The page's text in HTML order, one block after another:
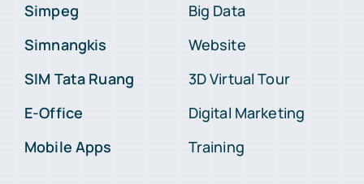
Simpeg
Simnangkis
SIM Tata Ruang
E-Office
Mobile Apps
Big Data
Website
3D Virtual Tour
Digital Marketing
Training